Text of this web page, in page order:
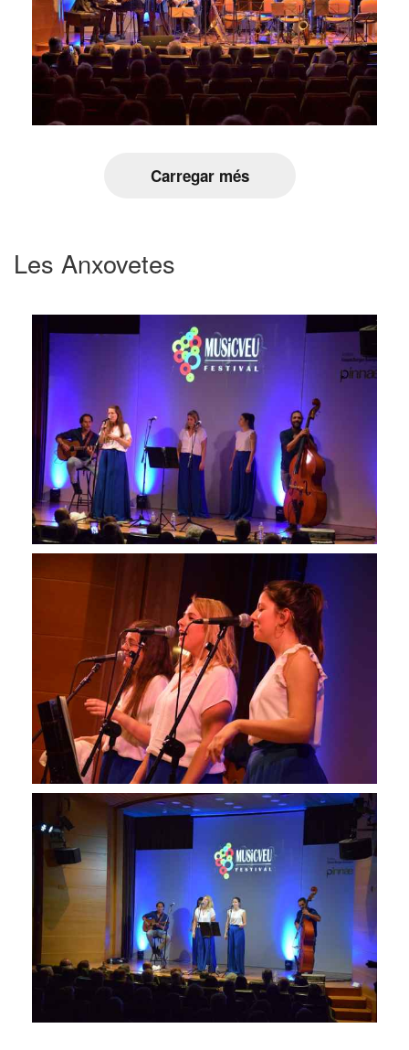
Carregar més
Les Anxovetes